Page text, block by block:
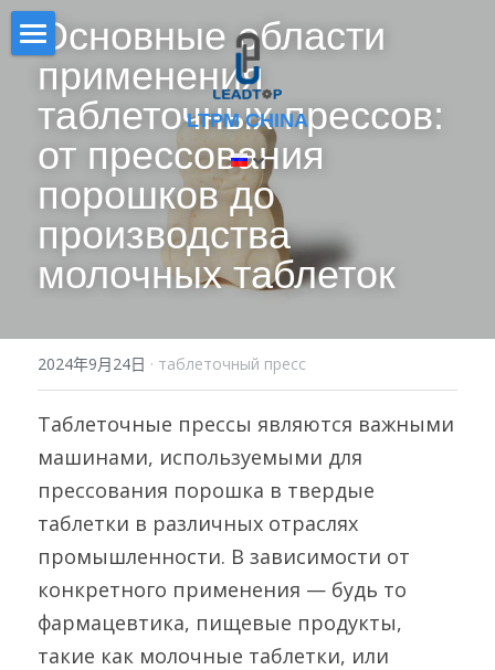
LTPM CHINA
Дом
PRODUCT
ФОРМА РЕШЕНИЯ
Раствор в форме капсул
Решение в форме таблетки
СМЕСИТЕЛЬ
Однопуансонный таблеточный прес
АВТОМАТИЧЕСКАЯ МАШИНА ДЛЯ
НАПОЛ
ПОЛУАВТОМАТИЧЕСКИЙ
НАПОЛНИТЕЛЬ
ГРАНУЛЯТОР
АВТОМАТИЧЕСКАЯ ЛИНИЯ
ГРАНУЛЯЦИИ
МАШИНА ДЛЯ КАПСУЛИРОВАНИЯ
МЯГКО
СЕРТИФИКАТ
НОВОСТИ
О НАС
СКАЧАТЬ
ВЫСТАВКА
VIDEO
搜索
Русский
СВЯЗАТЬСЯ С НАМИ
Основные области
применения
таблеточных прессов:
от прессования
порошков до
производства
молочных таблеток
2024年9月24日 · таблеточный пресс
Таблеточные прессы являются важными
машинами, используемыми для
прессования порошка в твердые
таблетки в различных отраслях
промышленности. В зависимости от
конкретного применения — будь то
фармацевтика, пищевые продукты,
такие как молочные таблетки, или